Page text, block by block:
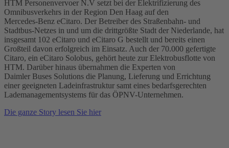
HTM Personenvervoer N.V setzt bei der Elektrifizierung des
Omnibusverkehrs in der Region Den Haag auf den
Mercedes‑Benz eCitaro. Der Betreiber des Straßenbahn- und
Stadtbus-Netzes in und um die drittgrößte Stadt der Niederlande, hat
insgesamt 102 eCitaro und eCitaro G bestellt und bereits einen
Großteil davon erfolgreich im Einsatz. Auch der 70.000 gefertigte
Citaro, ein eCitaro Solobus, gehört heute zur Elektrobusflotte von
HTM. Darüber hinaus übernahmen die Experten von
Daimler Buses Solutions die Planung, Lieferung und Errichtung
einer geeigneten Ladeinfrastruktur samt eines bedarfsgerechten
Lademanagementsystems für das ÖPNV-Unternehmen.
Die ganze Story lesen Sie hier